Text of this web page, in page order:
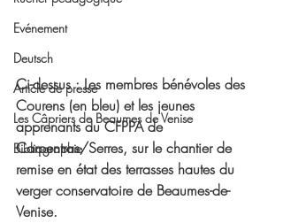
Evénement
Deutsch
Article de presse
Les Câpriers de Beaumes de Venise
Bibliographie
Ci-dessus : Les membres bénévoles des
Courens (en bleu) et les jeunes
apprenants du CFPPA de
Carpentras/Serres, sur le chantier de
remise en état des terrasses hautes du
verger conservatoire de Beaumes-de-
Venise.